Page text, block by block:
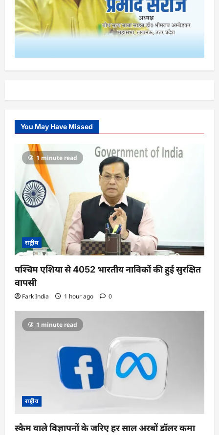
You May Have Missed
1 minute read
राष्ट्रीय
पश्चिम एशिया से 4052 भारतीय नाविकों की हुई सुरक्षित
वापसी
Fark India 1 hour ago 0
1 minute read
राष्ट्रीय
स्कैम वाले विज्ञापनों के जरिए हर साल अरबों डॉलर कमा